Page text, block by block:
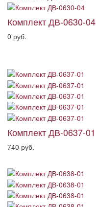
Комплект ДВ-0630-04
0 руб.
Комплект ДВ-0637-01
740 руб.